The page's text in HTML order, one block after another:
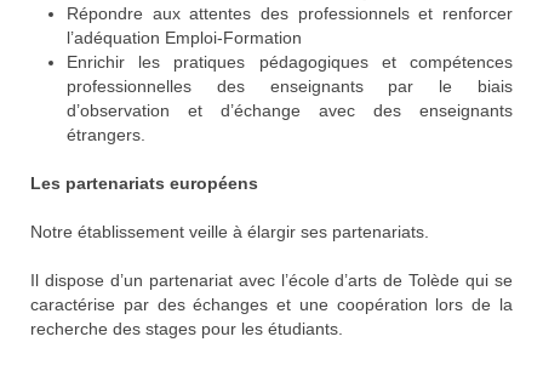
Répondre aux attentes des professionnels et renforcer
l’adéquation Emploi-Formation
Enrichir les pratiques pédagogiques et compétences
professionnelles des enseignants par le biais
d’observation et d’échange avec des enseignants
étrangers.
Les partenariats européens
Notre établissement veille à élargir ses partenariats.
Il dispose d’un partenariat avec l’école d’arts de Tolède qui se
caractérise par des échanges et une coopération lors de la
recherche des stages pour les étudiants.